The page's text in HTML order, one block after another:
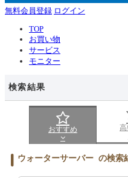
無料会員登録 ログイン
TOP
お買い物
サービス
モニター
検索結果
おすすめ
ウォーターサーバー の検索